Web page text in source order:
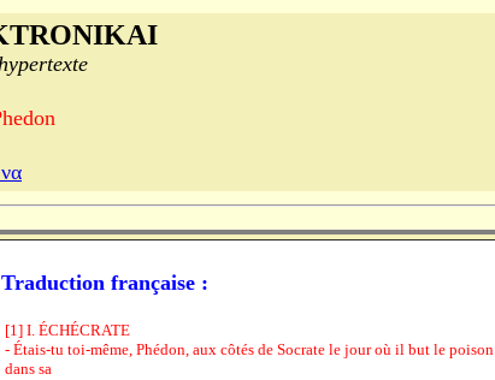
Traduction française :
[1] I. ÉCHÉCRATE
- Étais-tu toi-même, Phédon, aux côtés de Socrate le jour où il but le poison
dans sa